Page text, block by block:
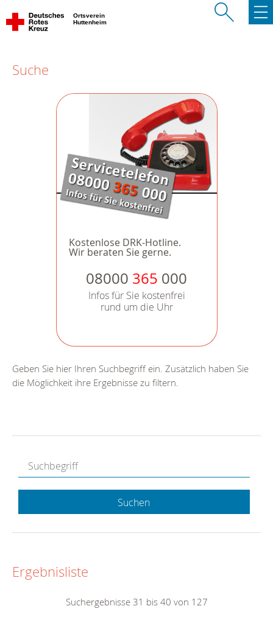
Ortsverein
Huttenheim
Suche
Kostenlose DRK-Hotline.
Wir beraten Sie gerne.
08000 365 000
Infos für Sie kostenfrei
rund um die Uhr
Geben Sie hier Ihren Suchbegriff ein. Zusätzlich haben Sie
die Möglichkeit ihre Ergebnisse zu filtern.
Suchen
Ergebnisliste
Suchergebnisse 31 bis 40 von 127